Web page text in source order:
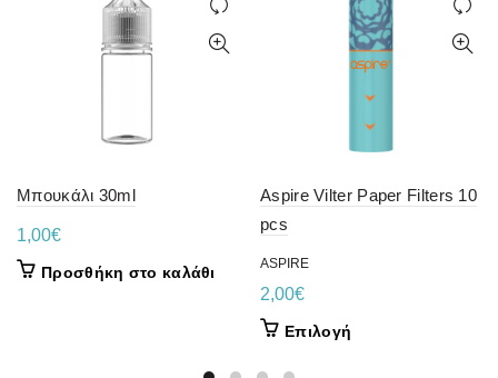
Μπουκάλι 30ml
1,00€
Προσθήκη στο καλάθι
Aspire Vilter Paper Filters 10
pcs
ASPIRE
2,00€
Επιλογή